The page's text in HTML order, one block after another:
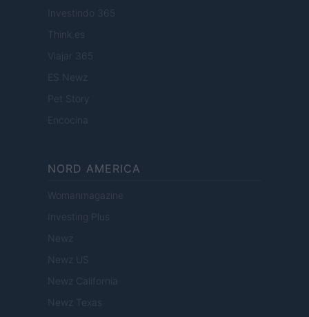
Investindo 365
Think.es
Viajar 365
ES Newz
Pet Story
Encocina
NORD AMERICA
Womanmagazine
Investing Plus
Newz
Newz US
Newz California
Newz Texas